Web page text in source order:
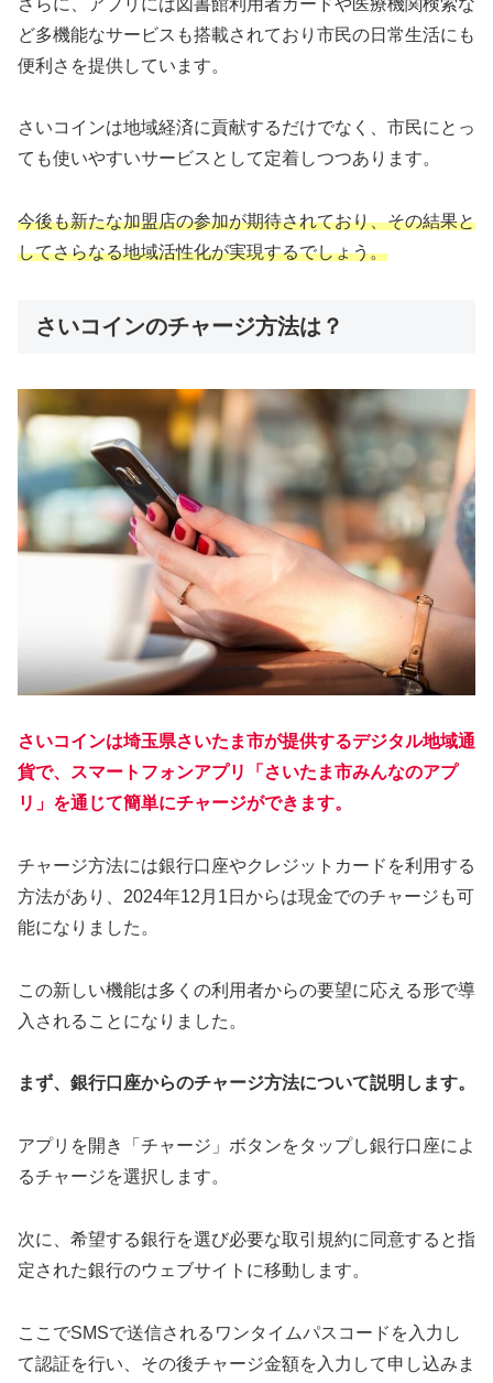
ど多機能なサービスも搭載されており市民の日常生活にも
便利さを提供しています。
さいコインは地域経済に貢献するだけでなく、市民にとっ
ても使いやすいサービスとして定着しつつあります。
今後も新たな加盟店の参加が期待されており、その結果と
してさらなる地域活性化が実現するでしょう。
さいコインのチャージ方法は？
さいコインは埼玉県さいたま市が提供するデジタル地域通
貨で、スマートフォンアプリ「さいたま市みんなのアプ
リ」を通じて簡単にチャージができます。
チャージ方法には銀行口座やクレジットカードを利用する
方法があり、2024年12月1日からは現金でのチャージも可
能になりました。
この新しい機能は多くの利用者からの要望に応える形で導
入されることになりました。
まず、銀行口座からのチャージ方法について説明します。
アプリを開き「チャージ」ボタンをタップし銀行口座によ
るチャージを選択します。
次に、希望する銀行を選び必要な取引規約に同意すると指
定された銀行のウェブサイトに移動します。
ここでSMSで送信されるワンタイムパスコードを入力し
て認証を行い、その後チャージ金額を入力して申し込みま